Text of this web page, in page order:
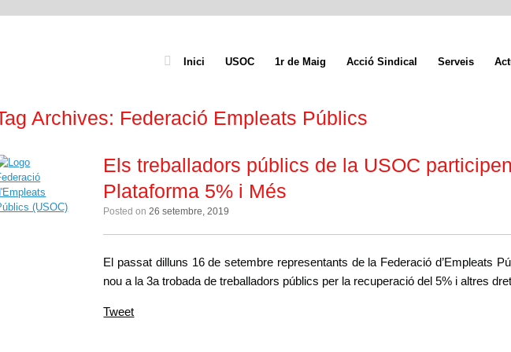
Inici USOC 1r de Maig Acció Sindical Serveis
Archives: Federació Empleats Públics
Els treballadors públics de la USOC
Plataforma 5% i Més
Posted on26 setembre, 2019
El passat dilluns 16 de setembre representants de la Federació d’Empleats
nou a la 3a trobada de treballadors públics per la recuperació del 5% i altres
Tweet